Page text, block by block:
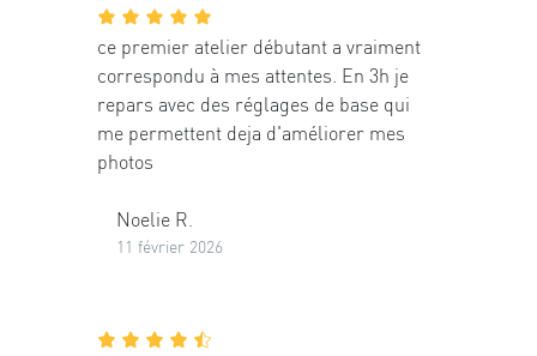
ce premier atelier débutant a vraiment
correspondu à mes attentes. En 3h je
repars avec des réglages de base qui
me permettent deja d'améliorer mes
photos
Noelie R.
11 février 2026